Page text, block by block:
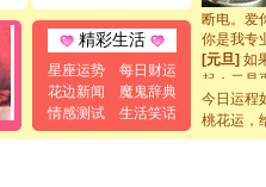
精彩生活
星座运势
每日财运
花边新闻
魔鬼辞典
情感测试
生活笑话
断电。爱
你是我专
[元旦]如
起；二是
离。水晶
[元旦]当
泣，这痛
今日运程
桃花运，